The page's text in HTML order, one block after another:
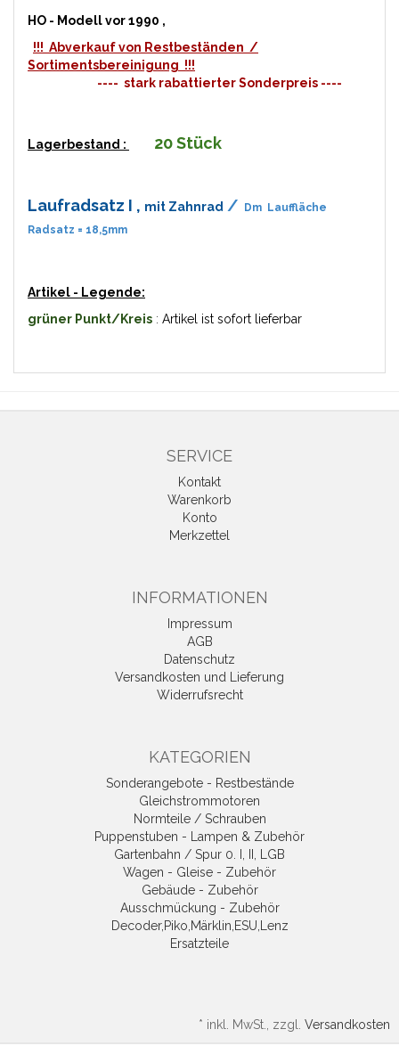
HO - Modell vor 1990 ,
!!! Abverkauf von Restbeständen /
Sortimentsbereinigung !!!
---- stark rabattierter Sonderpreis ----
Lagerbestand : 20 Stück
Laufradsatz I , mit Zahnrad / Dm Lauffläche
Radsatz = 18,5mm
Artikel - Legende:
grüner Punkt/Kreis : Artikel ist sofort lieferbar
SERVICE
Kontakt
Warenkorb
Konto
Merkzettel
INFORMATIONEN
Impressum
AGB
Datenschutz
Versandkosten und Lieferung
Widerrufsrecht
KATEGORIEN
Sonderangebote - Restbestände
Gleichstrommotoren
Normteile / Schrauben
Puppenstuben - Lampen & Zubehör
Gartenbahn / Spur 0. I, II, LGB
Wagen - Gleise - Zubehör
Gebäude - Zubehör
Ausschmückung - Zubehör
Decoder,Piko,Märklin,ESU,Lenz
Ersatzteile
* inkl. MwSt., zzgl. Versandkosten